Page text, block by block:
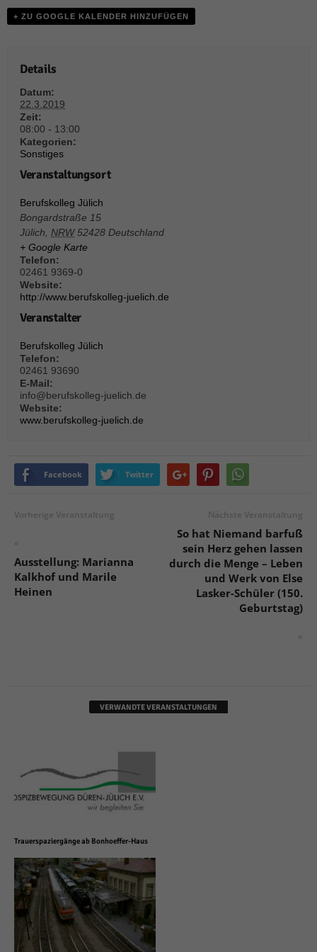
+ ZU GOOGLE KALENDER HINZUFÜGEN
Details
Datum:
22.3.2019
Zeit:
08:00 - 13:00
Kategorien:
Sonstiges
Veranstaltungsort
Berufskolleg Jülich
Bongardstraße 15
Jülich, NRW 52428 Deutschland
+ Google Karte
Telefon:
02461 9369-0
Website:
http://www.berufskolleg-juelich.de
Veranstalter
Berufskolleg Jülich
Telefon:
02461 93690
E-Mail:
info@berufskolleg-juelich.de
Website:
www.berufskolleg-juelich.de
Facebook Twitter
Vorherige Veranstaltung
«
Ausstellung: Marianna
Kalkhof und Marile
Heinen
Nächste Veranstaltung
So hat Niemand barfuß
sein Herz gehen lassen
durch die Menge – Leben
und Werk von Else
Lasker-Schüler (150.
Geburtstag)
»
VERWANDTE VERANSTALTUNGEN
Trauerspaziergänge ab Bonhoeffer-Haus
auswählen.
Datenschutzeinstellungen
Essenziell (1)
Essenzielle Cookies ermöglichen grundlegende Funktionen und sind für die
einwandfreie Funktion der Website erforderlich.
Statistiken (1)
Statistik Cookies erfassen Informationen anonym. Diese Informationen helfen
uns zu verstehen, wie unsere Besucher unsere Website nutzen.
Marketing (1)
Marketing-Cookies werden von Drittanbietern oder Publishern verwendet,
um personalisierte Werbung anzuzeigen. Sie tun dies, indem sie Besucher
über Websites hinweg verfolgen.
Externe Medien (6)
Inhalte von Videoplattformen und Social-Media-Plattformen werden
standardmäßig blockiert. Wenn Cookies von externen Medien akzeptiert
werden, bedarf der Zugriff auf diese Inhalte keiner manuellen Einwilligung
powered by Borlabs Cookie Datenschutzerklärung